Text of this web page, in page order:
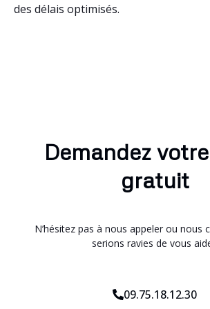
des délais optimisés.
Demandez
gratuit
N’hésitez pas à nous appeler ou nous
serions ravies de vous
09.75.18.12.30